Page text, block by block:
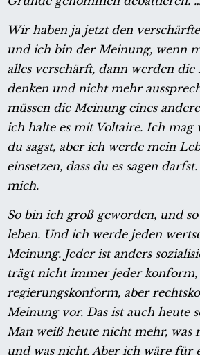
Wir haben ja jetzt den
und ich bin der Meinung, wenn
alles verschärft, dann werden die
denken und nicht mehr
müssen die Meinung eines
ich halte es mit Voltaire. Ich mag
du sagst, aber ich werde mein
einsetzen, dass du es sagen
mich.
So bin ich groß geworden, und
leben. Und ich werde jeden
Meinung. Jeder ist anders
trägt nicht immer jeder konform,
regierungskonform, aber
Meinung vor. Das ist auch heute
Man weiß heute nicht mehr, was
und was nicht. Aber ich wäre für